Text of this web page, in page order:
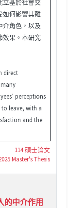
立基於社會交
如何影響其離
介角色，以及
效果。本研究
direct
perceptions
leave, with a
and the
114 碩士論文
Master's Thesis
的中介作用